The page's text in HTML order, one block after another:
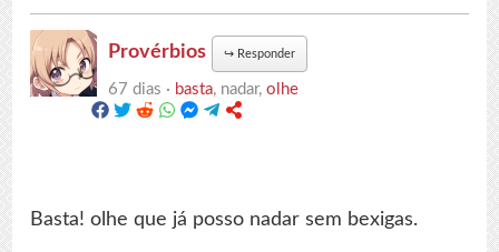
Provérbios ↪ Responder
67 dias · basta, nadar,olhe
Basta! olhe que já posso nadar sem bexigas.